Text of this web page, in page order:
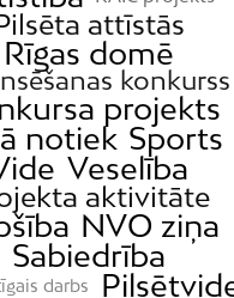
attīstās
Rīgas domē
konkurss
projekts
notiek Sports
Veselība
aktivitāte
NVO ziņa
Sabiedrība
darbs